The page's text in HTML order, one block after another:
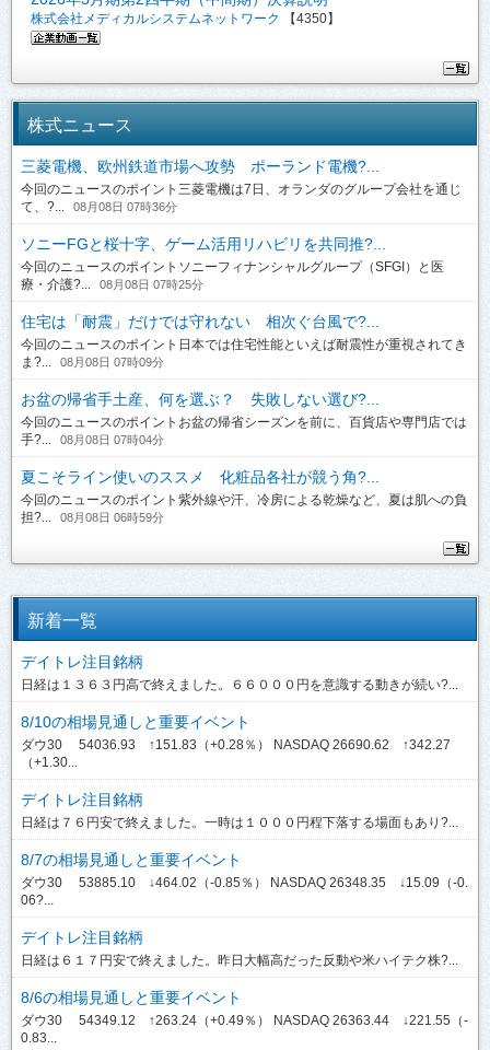
株式会社メディカルシステムネットワーク 【4350】
株式ニュース
三菱電機、欧州鉄道市場へ攻勢 ポーランド電機?...
今回のニュースのポイント三菱電機は7日、オランダのグループ会社を通じ
て、?...
08月08日 07時36分
ソニーFGと桜十字、ゲーム活用リハビリを共同推?...
今回のニュースのポイントソニーフィナンシャルグループ（SFGI）と医
療・介護?...
08月08日 07時25分
住宅は「耐震」だけでは守れない 相次ぐ台風で?...
今回のニュースのポイント日本では住宅性能といえば耐震性が重視されてき
ま?...
08月08日 07時09分
お盆の帰省手土産、何を選ぶ？ 失敗しない選び?...
今回のニュースのポイントお盆の帰省シーズンを前に、百貨店や専門店では
手?...
08月08日 07時04分
夏こそライン使いのススメ 化粧品各社が競う角?...
今回のニュースのポイント紫外線や汗、冷房による乾燥など、夏は肌への負
担?...
08月08日 06時59分
新着一覧
デイトレ注目銘柄
日経は１３６３円高で終えました。６６０００円を意識する動きが続い?...
8/10の相場見通しと重要イベント
ダウ30 54036.93 ↑151.83（+0.28％） NASDAQ 26690.62 ↑342.27
（+1.30...
デイトレ注目銘柄
日経は７６円安で終えました。一時は１０００円程下落する場面もあり?...
8/7の相場見通しと重要イベント
ダウ30 53885.10 ↓464.02（-0.85％） NASDAQ 26348.35 ↓15.09（-0.
06?...
デイトレ注目銘柄
日経は６１７円安で終えました。昨日大幅高だった反動や米ハイテク株?...
8/6の相場見通しと重要イベント
ダウ30 54349.12 ↑263.24（+0.49％） NASDAQ 26363.44 ↓221.55（-
0.83...